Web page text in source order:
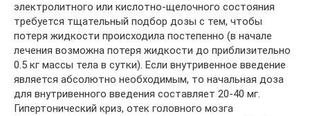
электролитного или кислотно-щелочного состояния
требуется тщательный подбор дозы с тем, чтобы
потеря жидкости происходила постепенно (в начале
лечения возможна потеря жидкости до приблизительно
0.5 кг массы тела в сутки). Если внутривенное введение
является абсолютно необходимым, то начальная доза
для внутривенного введения составляет 20-40 мг.
Гипертонический криз, отек головного мозга